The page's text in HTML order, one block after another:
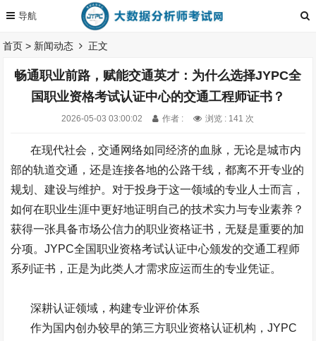
首页 > 新闻动态 正文
畅通职业前路，赋能交通英才：为什么选择JYPC全
国职业资格考试认证中心的交通工程师证书？
2026-05-03 03:00:02 作者 : 浏览 : 141 次
在现代社会，交通网络如同经济的血脉，无论是城市内
部的轨道交通，还是连接各地的公路干线，都离不开专业的
规划、建设与维护。对于投身于这一领域的专业人士而言，
如何在职业生涯中更好地证明自己的技术实力与专业素养？
获得一张具备市场公信力的职业资格证书，无疑是重要的加
分项。JYPC全国职业资格考试认证中心颁发的交通工程师
系列证书，正是为此类人才需求应运而生的专业凭证。
深耕认证领域，构建专业评价体系
作为国内创办较早的第三方职业资格认证机构，JYPC